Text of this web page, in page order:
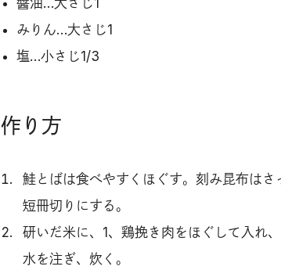
醬油…大さじ1
みりん…大さじ1
塩…小さじ1/3
作り方
鮭とばは食べやすくほぐす。刻み昆布は
短冊切りにする。
研いだ米に、1、鶏挽き肉をほぐして入れ
水を注ぎ、炊く。